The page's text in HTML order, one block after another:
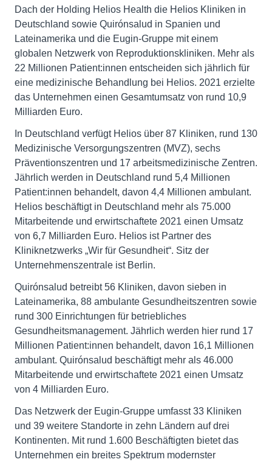
Dach der Holding Helios Health die Helios Kliniken in
Deutschland sowie Quirónsalud in Spanien und
Lateinamerika und die Eugin-Gruppe mit einem
globalen Netzwerk von Reproduktionskliniken. Mehr als
22 Millionen Patient:innen entscheiden sich jährlich für
eine medizinische Behandlung bei Helios. 2021 erzielte
das Unternehmen einen Gesamtumsatz von rund 10,9
Milliarden Euro.
In Deutschland verfügt Helios über 87 Kliniken, rund 130
Medizinische Versorgungszentren (MVZ), sechs
Präventionszentren und 17 arbeitsmedizinische Zentren.
Jährlich werden in Deutschland rund 5,4 Millionen
Patient:innen behandelt, davon 4,4 Millionen ambulant.
Helios beschäftigt in Deutschland mehr als 75.000
Mitarbeitende und erwirtschaftete 2021 einen Umsatz
von 6,7 Milliarden Euro. Helios ist Partner des
Kliniknetzwerks „Wir für Gesundheit“. Sitz der
Unternehmenszentrale ist Berlin.
Quirónsalud betreibt 56 Kliniken, davon sieben in
Lateinamerika, 88 ambulante Gesundheitszentren sowie
rund 300 Einrichtungen für betriebliches
Gesundheitsmanagement. Jährlich werden hier rund 17
Millionen Patient:innen behandelt, davon 16,1 Millionen
ambulant. Quirónsalud beschäftigt mehr als 46.000
Mitarbeitende und erwirtschaftete 2021 einen Umsatz
von 4 Milliarden Euro.
Das Netzwerk der Eugin-Gruppe umfasst 33 Kliniken
und 39 weitere Standorte in zehn Ländern auf drei
Kontinenten. Mit rund 1.600 Beschäftigten bietet das
Unternehmen ein breites Spektrum modernster